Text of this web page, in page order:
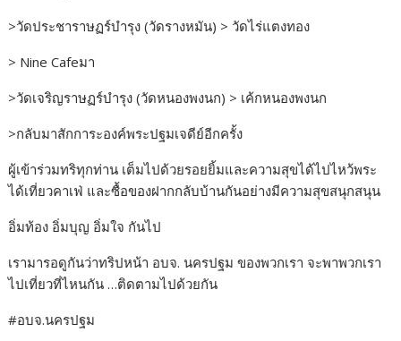
>วัดประชาราษฏร์บำรุง (วัดรางหมัน) > วัดไร่แตงทอง
> Nine Cafeมา
>วัดเจริญราษฏร์บำรุง (วัดหนองพงนก) > เค้กหนองพงนก
>กลับมาสักการะองค์พระปฐมเจดีย์อีกครั้ง
ผู้เข้าร่วมทริทุกท่าน เต็มไปด้วยรอยยิ้มและความสุขได้ไปไหว้พระ
ได้เที่ยวคาเฟ่ และซื้อของฝากกลับบ้านกันอย่างมีความสุขสนุกสนุน
อิ่มท้อง อิ่มบุญ อิ่มใจ กันไป
เรามารอดูกันว่าทริปหน้า อบจ. นครปฐม ของพวกเรา จะพาพวกเรา
ไปเที่ยวที่ไหนกัน …ติดตามไปด้วยกัน
#อบจ.นครปฐม